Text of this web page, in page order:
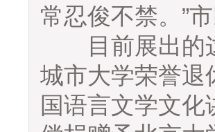
常忍俊不禁。”
目前展出的这
城市大学荣誉退
国语言文学文化